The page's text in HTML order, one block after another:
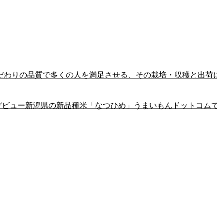
りの品質で多くの人を満足させる、その栽培・収穫と出荷
ュー新潟県の新品種米「なつひめ」うまいもんドットコム